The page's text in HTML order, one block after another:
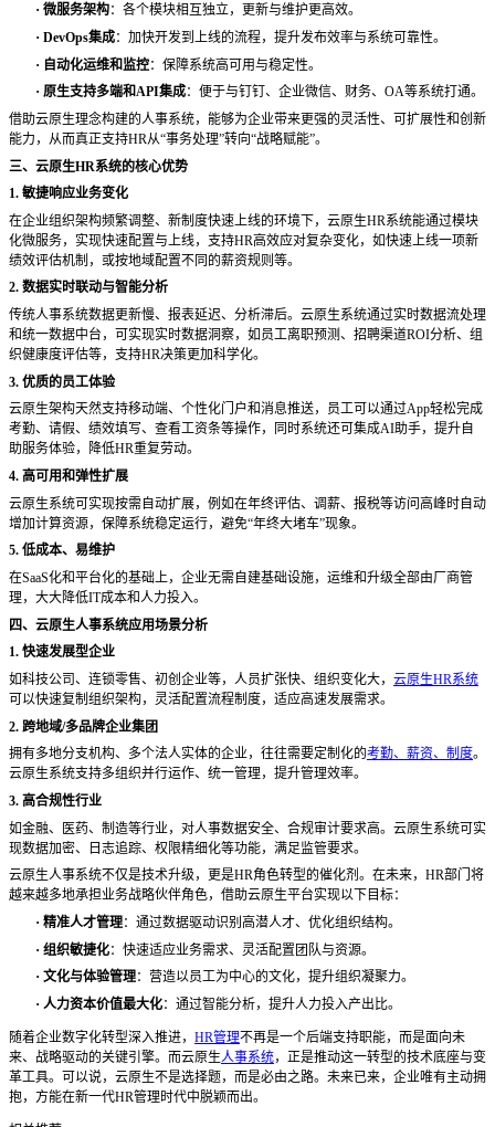
· 微服务架构：各个模块相互独立，更新与维护更高效。
· DevOps集成：加快开发到上线的流程，提升发布效率与系统可靠性。
· 自动化运维和监控：保障系统高可用与稳定性。
· 原生支持多端和API集成：便于与钉钉、企业微信、财务、 OA等系统打通。
借助云原生理念构建的人事系统，能够为企业带来更强的灵活性、可扩展性和创新
能力，从而真正支持HR从“事务处理”转向“战略赋能”。
三、云原生HR系统的核心优势
1. 敏捷响应业务变化
在企业组织架构频繁调整、新制度快速上线的环境下，云原生HR系统能通过模块
化微服务，实现快速配置与上线，支持HR高效应对复杂变化，如快速上线一项新
绩效评估机制，或按地域配置不同的薪资规则等。
2. 数据实时联动与智能分析
传统人事系统数据更新慢、报表延迟、分析滞后。云原生系统通过实时数据流处理
和统一数据中台，可实现实时数据洞察，如员工离职预测、招聘渠道ROI分析、组
织健康度评估等，支持HR决策更加科学化。
3. 优质的员工体验
云原生架构天然支持移动端、个性化门户和消息推送，员工可以通过App轻松完成
考勤、请假、绩效填写、查看工资条等操作，同时系统还可集成AI助手，提升自
助服务体验，降低HR重复劳动。
4. 高可用和弹性扩展
云原生系统可实现按需自动扩展，例如在年终评估、调薪、报税等访问高峰时自动
增加计算资源，保障系统稳定运行，避免“年终大堵车”现象。
5. 低成本、易维护
在SaaS化和平台化的基础上，企业无需自建基础设施，运维和升级全部由厂商管
理，大大降低IT成本和人力投入。
四、云原生人事系统应用场景分析
1. 快速发展型企业
如科技公司、连锁零售、初创企业等，人员扩张快、组织变化大， 云原生HR系统
可以快速复制组织架构，灵活配置流程制度，适应高速发展需求。
2. 跨地域/多品牌企业集团
拥有多地分支机构、多个法人实体的企业，往往需要定制化的考勤、薪资、制度。
云原生系统支持多组织并行运作、统一管理，提升管理效率。
3. 高合规性行业
如金融、医药、制造等行业，对人事数据安全、合规审计要求高。云原生系统可实
现数据加密、日志追踪、权限精细化等功能，满足监管要求。
云原生人事系统不仅是技术升级，更是HR角色转型的催化剂。在未来，HR部门将
越来越多地承担业务战略伙伴角色，借助云原生平台实现以下目标：
· 精准人才管理：通过数据驱动识别高潜人才、优化组织结构。
· 组织敏捷化：快速适应业务需求、灵活配置团队与资源。
· 文化与体验管理：营造以员工为中心的文化，提升组织凝聚力。
· 人力资本价值最大化：通过智能分析，提升人力投入产出比。
随着企业数字化转型深入推进， HR管理不再是一个后端支持职能，而是面向未
来、战略驱动的关键引擎。而云原生人事系统，正是推动这一转型的技术底座与变
革工具。可以说，云原生不是选择题，而是必由之路。未来已来，企业唯有主动拥
抱，方能在新一代HR管理时代中脱颖而出。